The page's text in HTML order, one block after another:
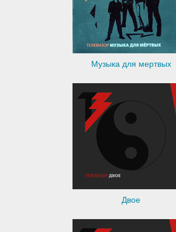
Музыка для мертвых
Двое